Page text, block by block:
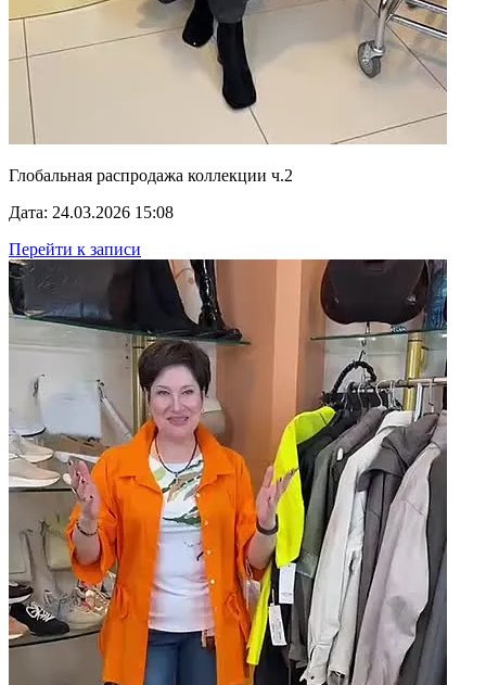
Глобальная распродажа коллекции ч.2
Дата: 24.03.2026 15:08
Перейти к записи